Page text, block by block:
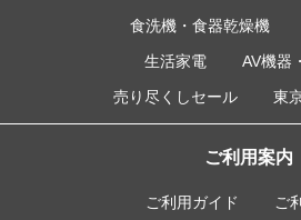
食洗機・食器乾燥機
生活家電
AV機器
売り尽くしセール
東
ご利用案内
ご利用ガイド
ご